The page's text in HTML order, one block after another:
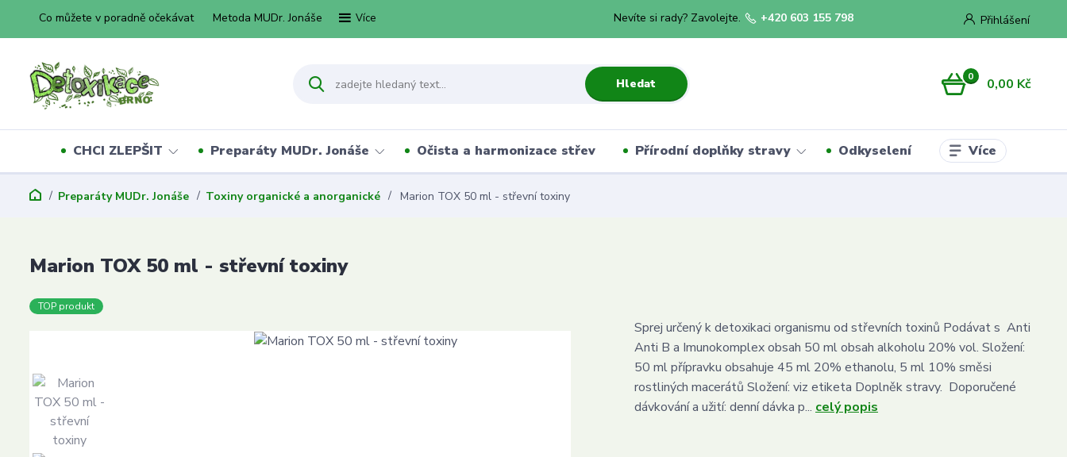
Co můžete v poradně očekávat Metoda MUDr. Jonáše Více Přihlášení
Hledat
Nevíte si rady? Zavolejte. +420 603 155 798
0 0,00 Kč
CHCI ZLEPŠIT Preparáty MUDr. Jonáše Očista a harmonizace střev Přírodní doplňky stravy Odkyselení Více
Preparáty MUDr. Jonáše Toxiny organické a anorganické Marion TOX 50 ml - střevní toxiny
Marion TOX 50 ml - střevní toxiny
TOP produkt
Sprej určený k detoxikaci organismu od střevních toxinů Podávat s Anti
Anti B a Imunokomplex obsah 50 ml obsah alkoholu 20% vol. Složení:
50 ml přípravku obsahuje 45 ml 20% ethanolu, 5 ml 10% směsi
rostliných macerátů Složení: viz etiketa Doplněk stravy. Doporučené
dávkování a užití: denní dávka p... celý popis